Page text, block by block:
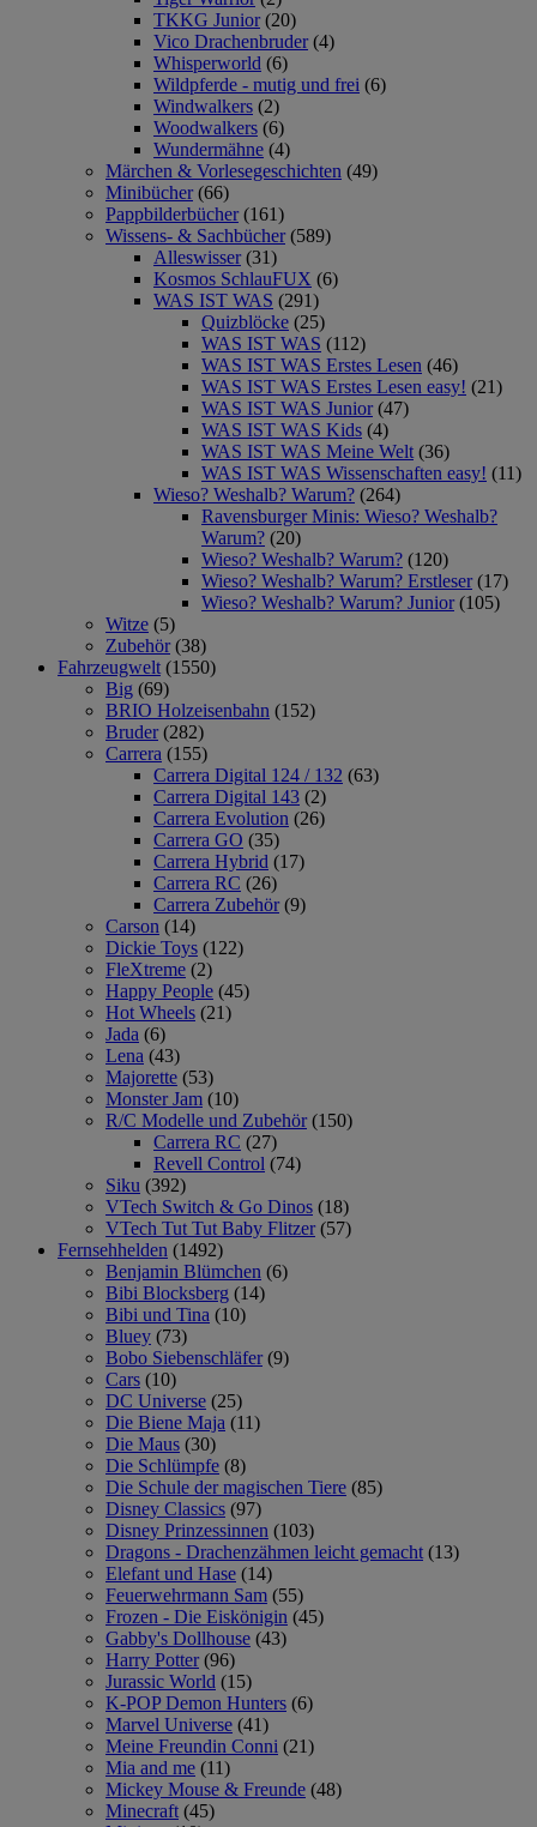
TKKG Junior (20)
Vico Drachenbruder (4)
Whisperworld (6)
Wildpferde - mutig und frei (6)
Windwalkers (2)
Woodwalkers (6)
Wundermähne (4)
Märchen & Vorlesegeschichten (49)
Minibücher (66)
Pappbilderbücher (161)
Wissens- & Sachbücher (589)
Alleswisser (31)
Kosmos SchlauFUX (6)
WAS IST WAS (291)
Quizblöcke (25)
WAS IST WAS (112)
WAS IST WAS Erstes Lesen (46)
WAS IST WAS Erstes Lesen easy! (21)
WAS IST WAS Junior (47)
WAS IST WAS Kids (4)
WAS IST WAS Meine Welt (36)
WAS IST WAS Wissenschaften easy! (11)
Wieso? Weshalb? Warum? (264)
Ravensburger Minis: Wieso? Weshalb?
Warum? (20)
Wieso? Weshalb? Warum? (120)
Wieso? Weshalb? Warum? Erstleser (17)
Wieso? Weshalb? Warum? Junior (105)
Witze (5)
Zubehör (38)
Fahrzeugwelt (1550)
Big (69)
BRIO Holzeisenbahn (152)
Bruder (282)
Carrera (155)
Carrera Digital 124 / 132 (63)
Carrera Digital 143 (2)
Carrera Evolution (26)
Carrera GO (35)
Carrera Hybrid (17)
Carrera RC (26)
Carrera Zubehör (9)
Carson (14)
Dickie Toys (122)
FleXtreme (2)
Happy People (45)
Hot Wheels (21)
Jada (6)
Lena (43)
Majorette (53)
Monster Jam (10)
R/C Modelle und Zubehör (150)
Carrera RC (27)
Revell Control (74)
Siku (392)
VTech Switch & Go Dinos (18)
VTech Tut Tut Baby Flitzer (57)
Fernsehhelden (1492)
Benjamin Blümchen (6)
Bibi Blocksberg (14)
Bibi und Tina (10)
Bluey (73)
Bobo Siebenschläfer (9)
Cars (10)
DC Universe (25)
Die Biene Maja (11)
Die Maus (30)
Die Schlümpfe (8)
Die Schule der magischen Tiere (85)
Disney Classics (97)
Disney Prinzessinnen (103)
Dragons - Drachenzähmen leicht gemacht (13)
Elefant und Hase (14)
Feuerwehrmann Sam (55)
Frozen - Die Eiskönigin (45)
Gabby's Dollhouse (43)
Harry Potter (96)
Jurassic World (15)
K-POP Demon Hunters (6)
Marvel Universe (41)
Meine Freundin Conni (21)
Mia and me (11)
Mickey Mouse & Freunde (48)
Minecraft (45)